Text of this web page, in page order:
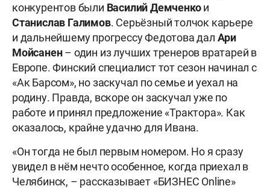
конкурентов были Василий Демченкои
Станислав Галимов. Серьёзный толчок карьере
и дальнейшему прогрессу Федотова дал Ари
Мойсанен– один из лучших тренеров вратарей в
Европе. Финский специалист тот сезон начинал с
«Ак Барсом», но заскучал по семье и уехал на
родину. Правда, вскоре он заскучал уже по
работе и принял предложение «Трактора». Как
оказалось, крайне удачно для Ивана.
«Он тогда не был первым номером. Но я сразу
увидел в нём нечто особенное, когда приехал в
Челябинск, – рассказывает «БИЗНЕС Online»